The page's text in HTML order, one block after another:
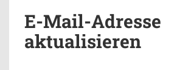
E-Mail-Adresse
aktualisieren